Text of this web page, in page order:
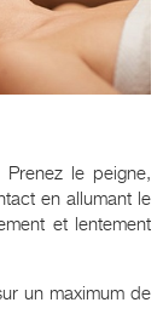
le peigne,
en allumant le
et lentement
un maximum de